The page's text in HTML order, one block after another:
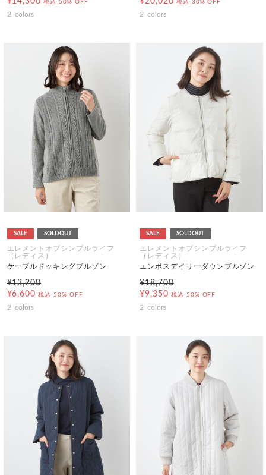
税込 50% OFF
2 colors
税込 30% OFF
2 colors
SALE SOLDOUT
エレメントオブシンプルライフ
（レディス）
ケーブルドッキングブルゾン
¥13,200
¥6,600 税込 50% OFF
2 colors
SALE SOLDOUT
エレメントオブシンプルライフ
（レディス）
エンボスデイリーダウンブルゾン
¥18,700
¥9,350 税込 50% OFF
2 colors